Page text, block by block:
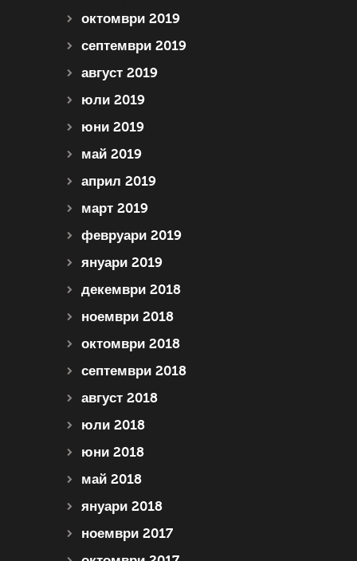
октомври 2019
септември 2019
август 2019
юли 2019
юни 2019
май 2019
април 2019
март 2019
февруари 2019
януари 2019
декември 2018
ноември 2018
октомври 2018
септември 2018
август 2018
юли 2018
юни 2018
май 2018
януари 2018
ноември 2017